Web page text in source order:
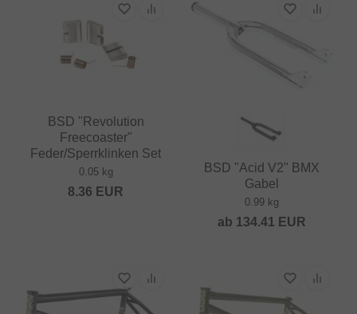
BSD "Revolution
Freecoaster"
Feder/Sperrklinken Set
0.05 kg
8.36 EUR
BSD "Acid V2" BMX
Gabel
0.99 kg
ab 134.41 EUR